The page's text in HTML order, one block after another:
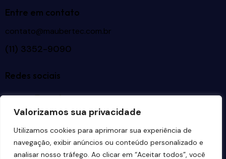
Valorizamos sua privacidade
Utilizamos cookies para aprimorar sua experiência de
navegação, exibir anúncios ou conteúdo personalizado e
analisar nosso tráfego. Ao clicar em “Aceitar todos”, você
Entre em contato
contato@maubertec.com.br
(11) 3352-9090
Redes sociais
Idiomas